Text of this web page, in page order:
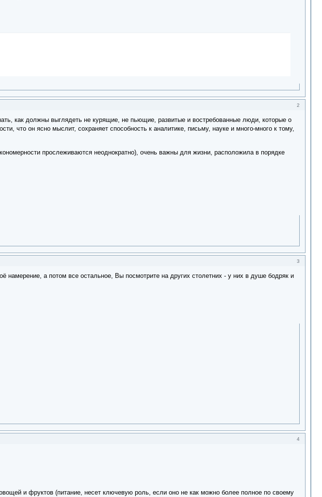
2
как должны выглядеть не курящие, не пьющие, развитые и востребованные люди, которые о
что он ясно мыслит, сохраняет способность к аналитике, письму, науке и много-много к тому,
прослеживаются неоднократно), очень важны для жизни, расположила в порядке
3
намерение, а потом все остальное, Вы посмотрите на других столетних - у них в душе бодряк и
4
и фруктов (питание, несет ключевую роль, если оно не как можно более полное по своему